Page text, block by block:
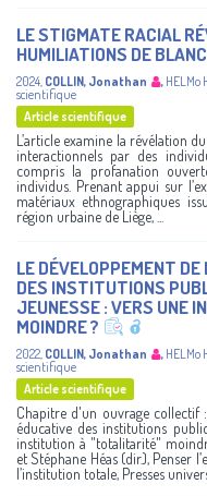
LE STIGMATE RACIAL
HUMILIATIONS DE
2024 COLLIN, Jonathan , HELMo
scientifique
Article scientifique
L’article examine la révélation
interactionnels par des
compris la profanation
individus. Prenant appui sur
matériaux ethnographiques
région urbaine de Liège, ...
LE DÉVELOPPEMENT
DES INSTITUTIONS
JEUNESSE : VERS UNE
MOINDRE ?
2022 COLLIN, Jonathan , HELMo
scientifique
Article scientifique
Chapitre d'un ouvrage collectif
éducative des institutions
institution à "totalitarité"
et Stéphane Héas (dir.), Penser
l’institution totale, Presses